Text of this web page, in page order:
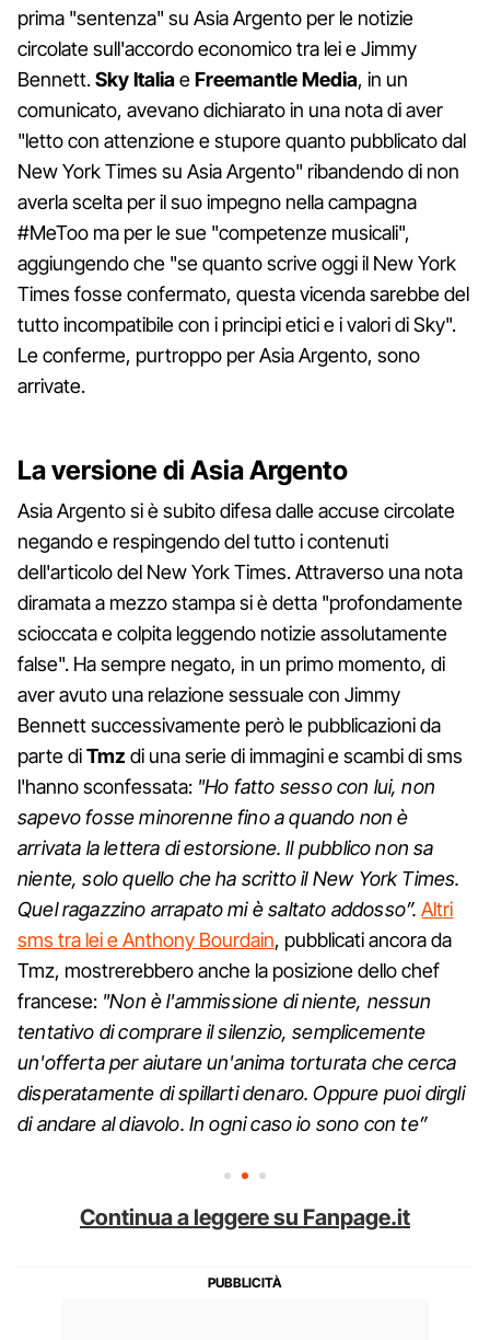
prima "sentenza" su Asia Argento per le notizie
circolate sull'accordo economico tra lei e Jimmy
Bennett.SkyItaliaeFreemantleMedia, in un
comunicato, avevano dichiarato in una nota di aver
"letto con attenzione e stupore quanto pubblicato dal
New York Times su Asia Argento" ribandendo di non
averla scelta per il suo impegno nella campagna
#MeToo ma per le sue "competenze musicali",
aggiungendo che "se quanto scrive oggi il New York
Times fosse confermato, questa vicenda sarebbe del
tutto incompatibile con i principi etici e i valori di Sky".
Le conferme, purtroppo per Asia Argento, sono
arrivate.
La versione di Asia Argento
Asia Argento si è subito difesa dalle accuse circolate
negando e respingendo del tutto i contenuti
dell'articolo del New York Times. Attraverso una nota
diramata a mezzo stampa si è detta "profondamente
scioccata e colpita leggendo notizie assolutamente
false". Ha sempre negato, in un primo momento, di
aver avuto una relazione sessuale con Jimmy
Bennett successivamente però le pubblicazioni da
parte diTmz di una serie di immagini e scambi di sms
l'hanno sconfessata: "Ho fatto sesso con lui, non
sapevo fosse minorenne fino a quando non è
arrivata la lettera di estorsione. Il pubblico non sa
niente, solo quello che ha scritto il New York Times.
Quel ragazzino arrapato mi è saltato addosso”.Altri
sms tra lei e Anthony Bourdain, pubblicati ancora da
Tmz, mostrerebbero anche la posizione dello chef
francese: "Non è l'ammissione di niente, nessun
tentativo di comprare il silenzio, semplicemente
un'offerta per aiutare un'anima torturata che cerca
disperatamente di spillarti denaro. Oppure puoi dirgli
di andare al diavolo. In ogni caso io sono con te”
Continua a leggere su Fanpage.it